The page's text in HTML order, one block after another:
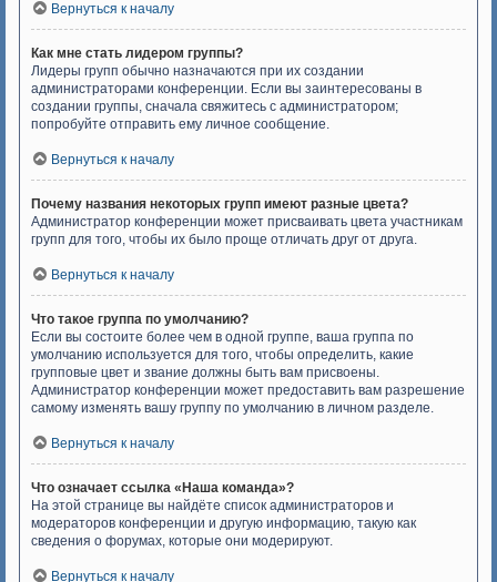
Вернуться к началу
Как мне стать лидером группы?
Лидеры групп обычно назначаются при их создании
администраторами конференции. Если вы заинтересованы в
создании группы, сначала свяжитесь с администратором;
попробуйте отправить ему личное сообщение.
Вернуться к началу
Почему названия некоторых групп имеют разные цвета?
Администратор конференции может присваивать цвета участникам
групп для того, чтобы их было проще отличать друг от друга.
Вернуться к началу
Что такое группа по умолчанию?
Если вы состоите более чем в одной группе, ваша группа по
умолчанию используется для того, чтобы определить, какие
групповые цвет и звание должны быть вам присвоены.
Администратор конференции может предоставить вам разрешение
самому изменять вашу группу по умолчанию в личном разделе.
Вернуться к началу
Что означает ссылка «Наша команда»?
На этой странице вы найдёте список администраторов и
модераторов конференции и другую информацию, такую как
сведения о форумах, которые они модерируют.
Вернуться к началу